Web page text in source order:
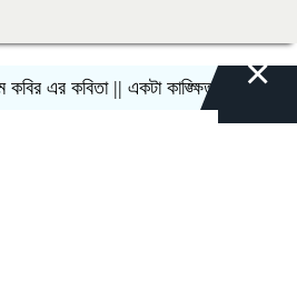
এর কবিতা || একটা কাঙ্ক্ষিত স্বপ্নের গল্প×